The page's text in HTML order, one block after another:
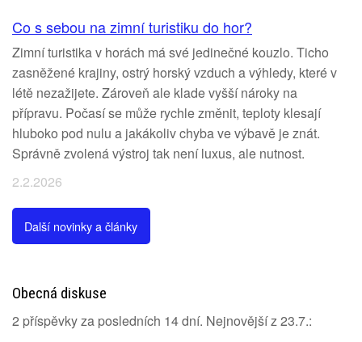
Co s sebou na zimní turistiku do hor?
Zimní turistika v horách má své jedinečné kouzlo. Ticho
zasněžené krajiny, ostrý horský vzduch a výhledy, které v
létě nezažijete. Zároveň ale klade vyšší nároky na
přípravu. Počasí se může rychle změnit, teploty klesají
hluboko pod nulu a jakákoliv chyba ve výbavě je znát.
Správně zvolená výstroj tak není luxus, ale nutnost.
2.2.2026
Další novinky a články
Obecná diskuse
2 příspěvky za posledních 14 dní. Nejnovější z 23.7.: